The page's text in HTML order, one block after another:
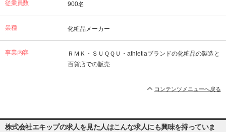
従業員数 900名
業種 化粧品メーカー
事業内容
ＲＭＫ・ＳＵＱＱＵ・athletiaブランドの化粧品の製造と
百貨店での販売
コンテンツメニューへ戻る
株式会社エキップの求人を見た人はこんな求人にも興味を持っていま